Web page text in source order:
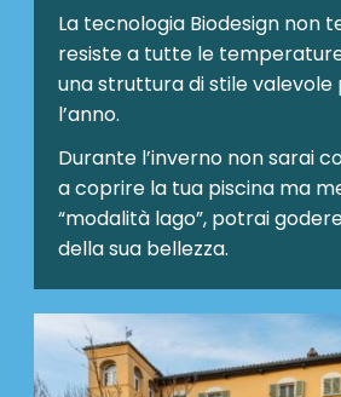
La tecnologia Biodesign non
resiste a tutte le
una struttura di stile
l’anno.
Durante l’inverno non sarai
a coprire la tua piscina ma
“modalità lago”, potrai
della sua bellezza.